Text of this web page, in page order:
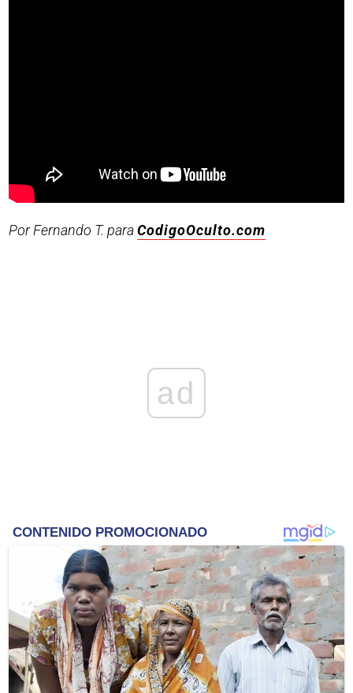
Por Fernando T. paraCodigoOculto.com
ad